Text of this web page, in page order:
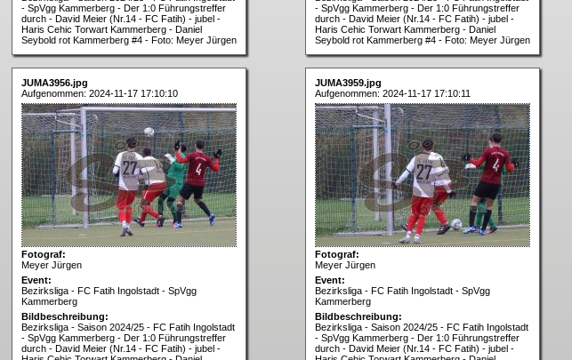
- SpVgg Kammerberg - Der 1:0 Führungstreffer
durch - David Meier (Nr.14 - FC Fatih) - jubel -
Haris Cehic Torwart Kammerberg - Daniel
Seybold rot Kammerberg #4 - Foto: Meyer Jürgen
- SpVgg Kammerberg - Der 1:0 Führungstreffer
durch - David Meier (Nr.14 - FC Fatih) - jubel -
Haris Cehic Torwart Kammerberg - Daniel
Seybold rot Kammerberg #4 - Foto: Meyer Jürgen
JUMA3956.jpg
Aufgenommen: 2024-11-17 17:10:10
Fotograf:
Meyer Jürgen
Event:
Bezirksliga - FC Fatih Ingolstadt - SpVgg
Kammerberg
Bildbeschreibung:
Bezirksliga - Saison 2024/25 - FC Fatih Ingolstadt
- SpVgg Kammerberg - Der 1:0 Führungstreffer
durch - David Meier (Nr.14 - FC Fatih) - jubel -
JUMA3959.jpg
Aufgenommen: 2024-11-17 17:10:11
Fotograf:
Meyer Jürgen
Event:
Bezirksliga - FC Fatih Ingolstadt - SpVgg
Kammerberg
Bildbeschreibung:
Bezirksliga - Saison 2024/25 - FC Fatih Ingolstadt
- SpVgg Kammerberg - Der 1:0 Führungstreffer
durch - David Meier (Nr.14 - FC Fatih) - jubel -